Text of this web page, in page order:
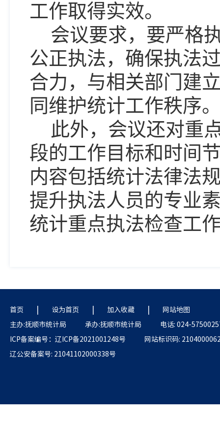
工作取得实效。
会议要求，要严格
公正执法，确保执法
合力，与相关部门建
同维护统计工作秩序
此外，会议还对重
段的工作目标和时间
内容包括统计法律法
提升执法人员的专业
统计重点执法检查工
首页 | 设为首页 | 加入收藏 |
网站地图
主办:抚顺市统计局
承办:抚顺市统计局
电话: 024-
ICP备案编号：辽ICP备2021001248号
网站标识码:
辽公安备案号: 21041102000338号